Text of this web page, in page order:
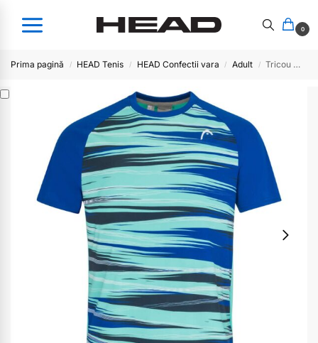
0
Prima pagină / HEAD Tenis / HEAD Confectii vara / Adult / Tricou Men TOPSPIN – ROXV